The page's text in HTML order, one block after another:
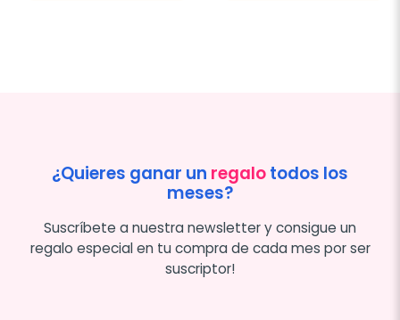
¿Quieres ganar un regalotodos los
meses?
Suscríbete a nuestra newsletter y consigue un
regalo especial en tu compra de cada mes por ser
suscriptor!